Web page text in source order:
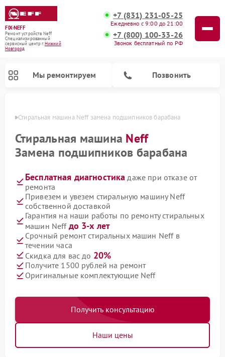
FIX-NEFF
Ремонт устройств Neff
Специализированный
cервисный центр г.Нижний
Новгород
+7 (831) 231-05-25
Ежедневно с 9:00 до 21:00
+7 (800) 100-33-26
Звонок бесплатный по РФ
Мы ремонтируем Позвонить
Стиральная машина Neff замена подшипников барабана
Стиральная машина Neff
Замена подшипников барабана
Бесплатная диагностика даже при отказе от
ремонта
Привезем и увезем стиральную машину Neff
собственной доставкой
Гарантия на наши работы по ремонту стиральных
машин Neff до 3-х лет
Срочный ремонт стиральных машин Neff в
течении часа
Скидка для вас до 20%
Получите 1500 рублей на ремонт
Оригинальные комплектующие Neff
Получить консультацию
Наши цены